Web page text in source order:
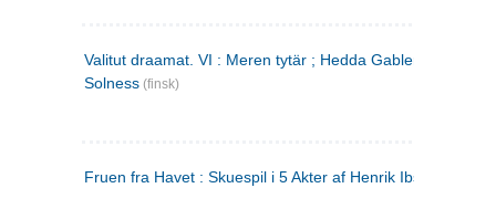
Valitut draamat. VI : Meren tytär ; Hedda Gabler ;
Solness (finsk)
Fruen fra Havet : Skuespil i 5 Akter af Henrik Ibsen